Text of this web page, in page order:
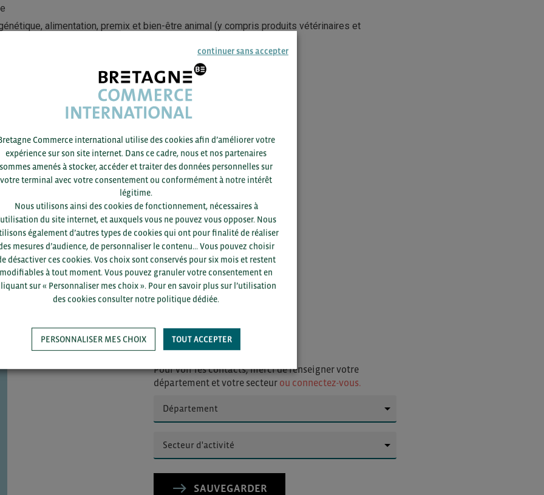
alimentation, premix et bien-être animal (y compris produits vétérinaires et
réglementation, enregistrements
produits français
stratégiques
: opportunités/obstacles, us et coutumes, clés de réussite
pays pour l’Afrique de l’Est – Business France Kenya
Affaires Agricoles – Ambassade de France au Kenya
ACCÉDEZ À LA PRÉSENTATION SUR BCI INFO
Pour voir les contacts, merci de renseigner votre
département et votre secteur ou connectez-vous.
SAUVEGARDER
continuer sans accepter
Commerce international utilise des cookies afin d’améliorer votre
expérience sur son site internet. Dans ce cadre, nous et nos partenaires
sommes amenés à stocker, accéder et traiter des données personnelles sur
votre terminal avec votre consentement ou conformément à notre intérêt
légitime.
Nous utilisons ainsi des cookies de fonctionnement, nécessaires à
du site internet, et auxquels vous ne pouvez vous opposer. Nous
également d’autres types de cookies qui ont pour finalité de réaliser
mesures d’audience, de personnaliser le contenu... Vous pouvez choisir
désactiver ces cookies. Vos choix sont conservés pour six mois et restent
modifiables à tout moment. Vous pouvez granuler votre consentement en
sur « Personnaliser mes choix ». Pour en savoir plus sur l’utilisation
des cookies consulter notre politique dédiée.
PERSONNALISER MES CHOIX TOUT ACCEPTER